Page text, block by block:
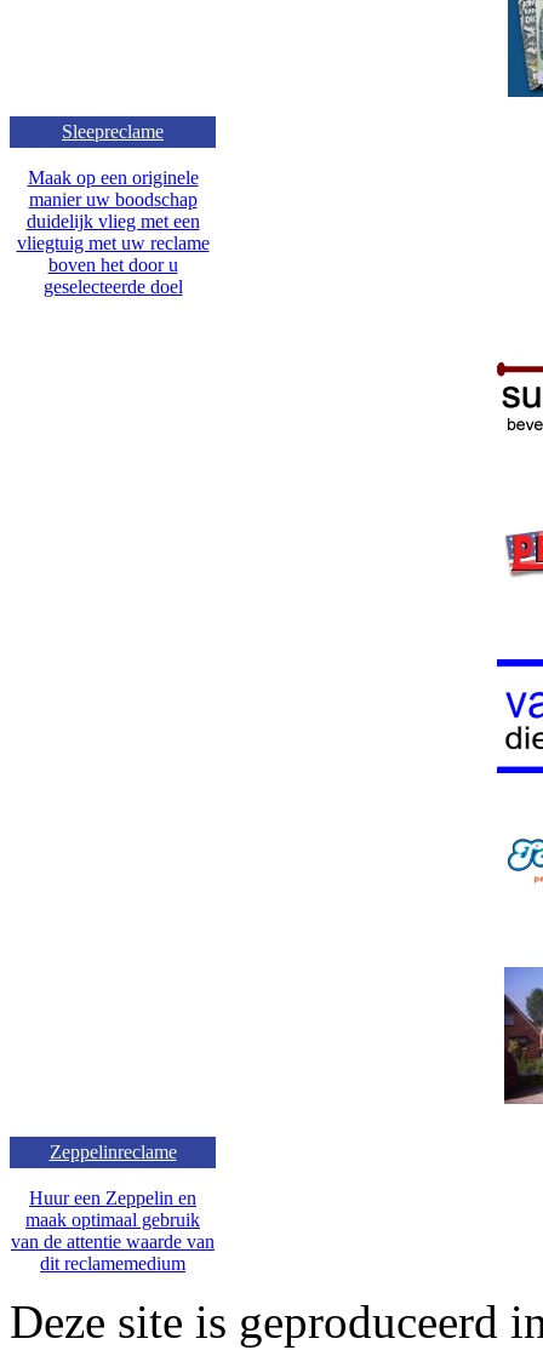
Sleepreclame
Maak op een originele
manier uw boodschap
duidelijk vlieg met een
vliegtuig met uw reclame
boven het door u
geselecteerde doel
Zeppelinreclame
Huur een Zeppelin en
maak optimaal gebruik
van de attentie waarde van
dit reclamemedium
Deze site is geproduceerd